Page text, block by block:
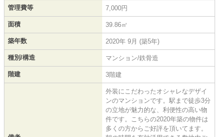
管理費等 7,000円
面積 39.86㎡
築年数 2020年 9月 (築5年)
種別/構造 マンション/鉄骨造
階建 3階建
外装にこだわったオシャレなデザイ
ンのマンションです。駅まで徒歩3分
の立地が魅力的な、利便性の高い物
件です。こちらの2020年築の物件は
多くの方からご好評を頂いてます。